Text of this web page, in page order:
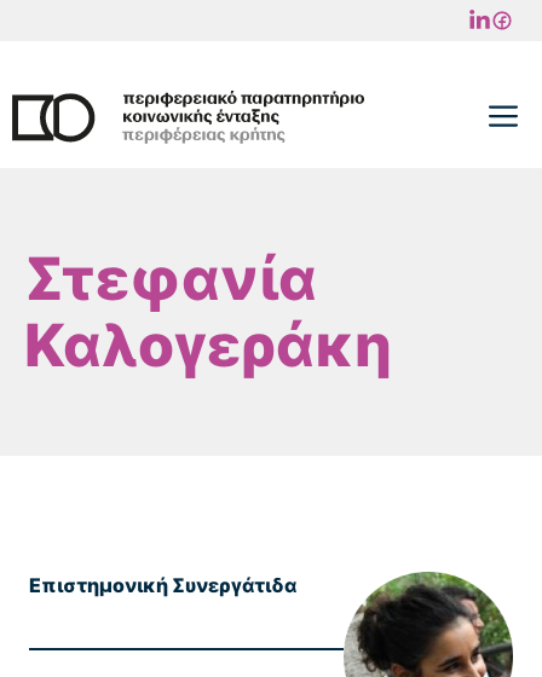
περιεχόμενο
Στεφανία
Καλογεράκη
Επιστημονική Συνεργάτιδα